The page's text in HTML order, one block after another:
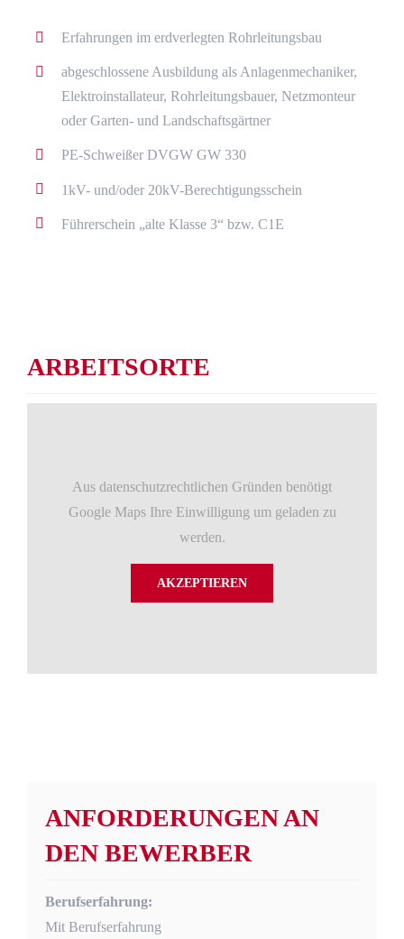
Erfahrungen im erdverlegten Rohrleitungsbau
abgeschlossene Ausbildung als Anlagenmechaniker,
Elektroinstallateur, Rohrleitungsbauer, Netzmonteur
oder Garten- und Landschaftsgärtner
PE-Schweißer DVGW GW 330
1kV- und/oder 20kV-Berechtigungsschein
Führerschein „alte Klasse 3“ bzw. C1E
ARBEITSORTE
Aus datenschutzrechtlichen Gründen benötigt
Google Maps Ihre Einwilligung um geladen zu
werden.
AKZEPTIEREN
ANFORDERUNGEN AN
DEN BEWERBER
Berufserfahrung:
Mit Berufserfahrung